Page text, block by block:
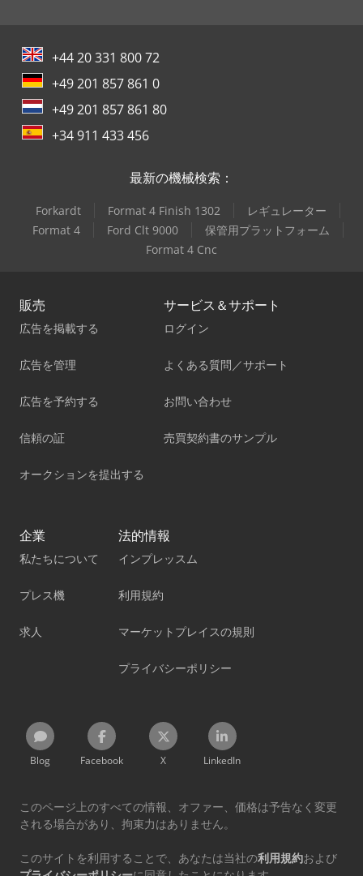
+44 20 331 800 72
+49 201 857 861 0
+49 201 857 861 80
+34 911 433 456
最新の機械検索：
Forkardt Format 4 Finish 1302
レギュレーター
Format 4
Ford Clt 9000
保管用プラットフォーム
Format 4 Cnc
販売
広告を掲載する
広告を管理
広告を予約する
信頼の証
オークションを提出する
サービス＆サポート
ログイン
よくある質問／サポート
お問い合わせ
売買契約書のサンプル
企業
私たちについて
プレス機
求人
法的情報
インプレッスム
利用規約
マーケットプレイスの規則
プライバシーポリシー
Blog Facebook X LinkedIn
このページ上のすべての情報、オファー、価格は予告なく変更
される場合があり、拘束力はありません。
このサイトを利用することで、あなたは当社の利用規約および